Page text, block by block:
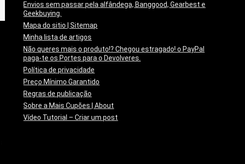
Envios sem passar pela alfândega, Banggood, Gearbest e
Geekbuying.
Mapa do sitio | Sitemap
Minha lista de artigos
Não queres mais o produto!? Chegou estragado! o PayPal
paga-te os Portes para o Devolveres.
Política de privacidade
Preço Mínimo Garantido
Regras de publicação
Sobre a Mais Cupões | About
Vídeo Tutorial – Criar um post